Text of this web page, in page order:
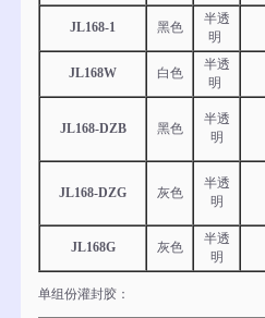
JL168-1 黑色
半透
明
JL168W 白色
半透
明
JL168-DZB 黑色
半透
明
JL168-DZG 灰色
半透
明
JL168G 灰色
半透
明
单组份灌封胶：